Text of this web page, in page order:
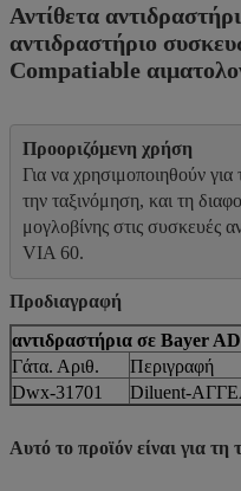
Αντίθετα
αντιδραστήριο
Compatiable
Για να χρησιμοποιηθούν
την ταξινόμηση, και τη
μογλοβίνης στις συσκευές
Προδιαγραφή
αντιδραστήρια σε Bayer
Γάτα. Αριθ.
Περιγραφή
Dwx-31701
Diluent-
Αυτό το προϊόν είναι για